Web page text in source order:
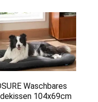
Waschbares
104x69cm